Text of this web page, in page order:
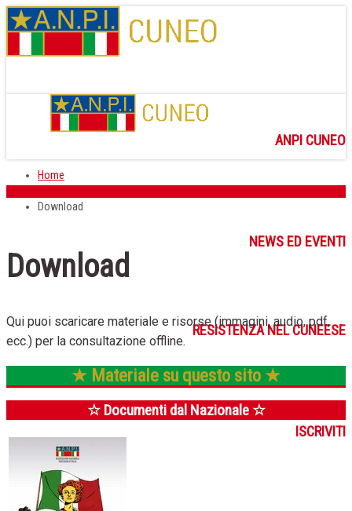
ANPI CUNEO
NEWS ED EVENTI
RESISTENZA NEL CUNEESE
ISCRIVITI
Home
Download
Download
Qui puoi scaricare materiale e risorse (immagini, audio, pdf,
ecc.) per la consultazione offline.
★ Materiale su questo sito ★
☆ Documenti dal Nazionale ☆